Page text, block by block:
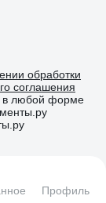
Профиль
обработки
соглашения
в любой форме